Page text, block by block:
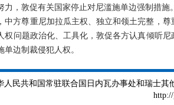
力，敦促有关国家停止对尼滥施单边强制措施。
中方尊重尼加拉瓜主权、独立和领土完整，
权问题政治化、工具化，敦促各方认真倾听
单边制裁侵犯人权。
人民共和国常驻联合国日内瓦办事处和瑞士其
http://